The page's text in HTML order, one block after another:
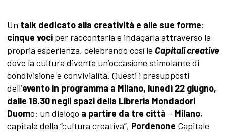
Un talk dedicato alla creatività e alle sue forme:
cinque vociper raccontarla e indagarla attraverso la
propria esperienza, celebrando così le Capitali creative
dove la cultura diventa un’occasione stimolante di
condivisione e convivialità. Questi i presupposti
dell’evento in programma a Milano, lunedì 22 giugno,
dalle 18.30 negli spazi della Libreria Mondadori
Duomo: un dialogo a partire da tre città – Milano,
capitale della “cultura creativa”, Pordenone Capitale